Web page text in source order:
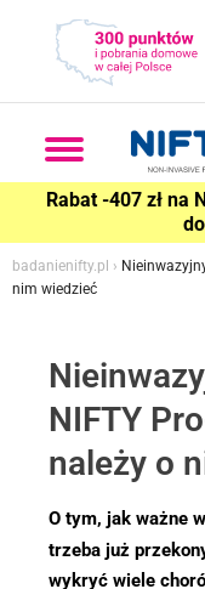
Rabat -407 zł na
badanienifty.pl ›
nim wiedzieć
NIFTY
należy o
O tym, jak ważne
trzeba już
wykryć wiele